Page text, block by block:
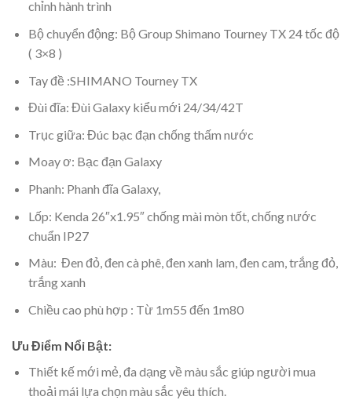
chỉnh hành trình
Bộ chuyển động: Bộ Group Shimano Tourney TX 24 tốc độ
( 3×8 )
Tay đề :SHIMANO Tourney TX
Đùi đĩa: Đùi Galaxy kiểu mới 24/34/42T
Trục giữa: Đúc bạc đạn chống thấm nước
Moay ơ: Bạc đạn Galaxy
Phanh: Phanh đĩa Galaxy,
Lốp: Kenda 26″x1.95″ chống mài mòn tốt, chống nước
chuẩn IP27
Màu: Đen đỏ, đen cà phê, đen xanh lam, đen cam, trắng đỏ,
trắng xanh
Chiều cao phù hợp : Từ 1m55 đến 1m80
Ưu Điểm Nổi Bật:
Thiết kế mới mẻ, đa dạng về màu sắc giúp người mua
thoải mái lựa chọn màu sắc yêu thích.